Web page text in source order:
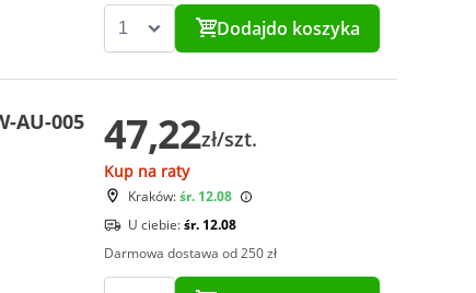
Dodajdo koszyka
AU-005 47,22zł/szt.
Kup na raty
Kraków:śr. 12.08
U ciebie:śr. 12.08
Darmowa dostawa od 250 zł